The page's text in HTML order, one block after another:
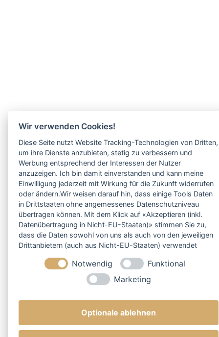
Wir verwenden Cookies!
Diese Seite nutzt Website Tracking-Technologien von Dritten,
um ihre Dienste anzubieten, stetig zu verbessern und
Werbung entsprechend der Interessen der Nutzer
anzuzeigen. Ich bin damit einverstanden und kann meine
Einwilligung jederzeit mit Wirkung für die Zukunft widerrufen
oder ändern.Wir weisen darauf hin, dass einige Tools Daten
in Drittstaaten ohne angemessenes Datenschutzniveau
übertragen können. Mit dem Klick auf «Akzeptieren (inkl.
Datenübertragung in Nicht-EU-Staaten)» stimmen Sie zu,
dass die Daten sowohl von uns als auch von den jeweiligen
Drittanbietern (auch aus Nicht-EU-Staaten) verwendet
selbstverständlich jederzeit ändern.
Notwendig
Funktional
Marketing
Optionale ablehnen